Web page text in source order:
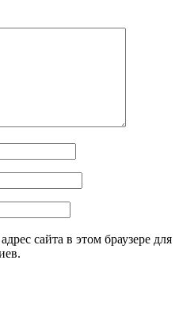
сайта в этом браузере для